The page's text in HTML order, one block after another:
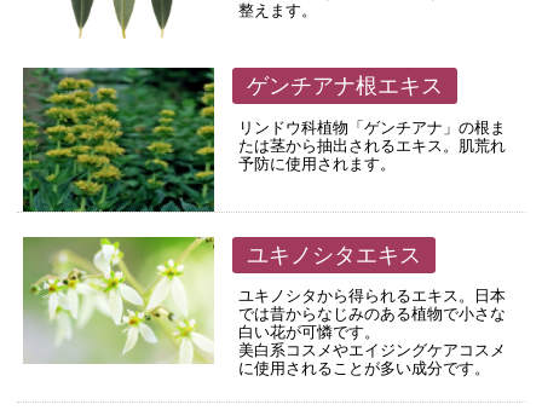
整えます。
ゲンチアナ根エキス
リンドウ科植物「ゲンチアナ」の根ま
たは茎から抽出されるエキス。肌荒れ
予防に使用されます。
ユキノシタエキス
ユキノシタから得られるエキス。日本
では昔からなじみのある植物で小さな
白い花が可憐です。
美白系コスメやエイジングケアコスメ
に使用されることが多い成分です。